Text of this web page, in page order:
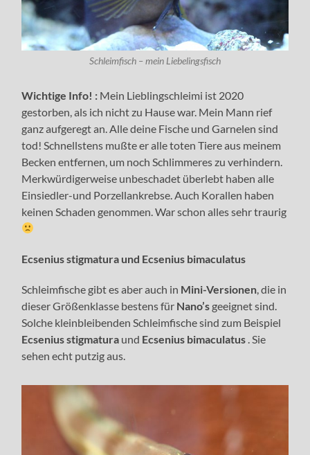
Schleimfisch – mein Liebelingsfisch
Wichtige Info! : Mein Lieblingschleimi ist 2020
gestorben, als ich nicht zu Hause war. Mein Mann rief
ganz aufgeregt an. Alle deine Fische und Garnelen sind
tod! Schnellstens mußte er alle toten Tiere aus meinem
Becken entfernen, um noch Schlimmeres zu verhindern.
Merkwürdigerweise unbeschadet überlebt haben alle
Einsiedler-und Porzellankrebse. Auch Korallen haben
keinen Schaden genommen. War schon alles sehr traurig
Ecsenius stigmatura und Ecsenius bimaculatus
Schleimfische gibt es aber auch in Mini-Versionen, die in
dieser Größenklasse bestens für Nano’s geeignet sind.
Solche kleinbleibenden Schleimfische sind zum Beispiel
Ecsenius stigmatura und Ecsenius bimaculatus . Sie
sehen echt putzig aus.